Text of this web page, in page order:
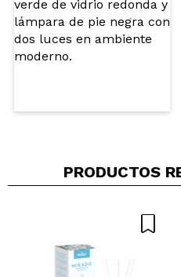
¿Recomendarías su
PRODUCTOS